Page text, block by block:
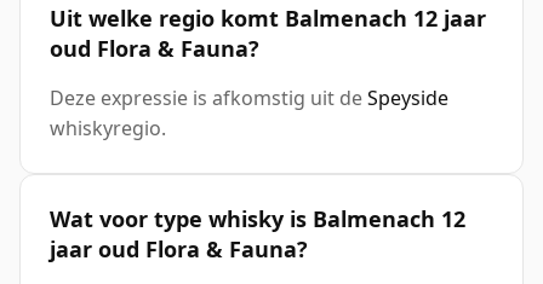
Uit welke regio komt Balmenach 12 jaar
oud Flora & Fauna?
Deze expressie is afkomstig uit deSpeyside
whiskyregio.
Wat voor type whisky is Balmenach 12
jaar oud Flora & Fauna?